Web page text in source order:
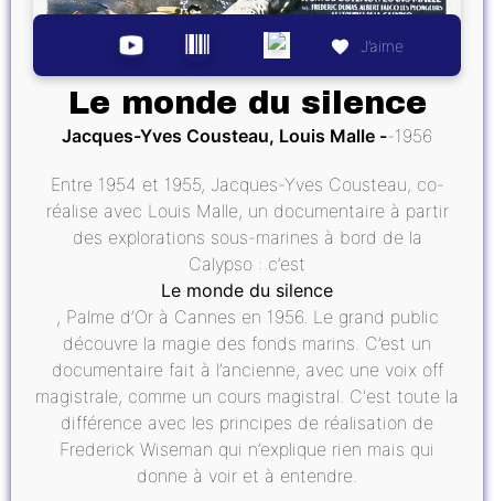
J’aime
Le monde du silence
Jacques-Yves Cousteau, Louis Malle 1956
Entre 1954 et 1955, Jacques-Yves Cousteau, co-
réalise avec Louis Malle, un documentaire à partir
des explorations sous-marines à bord de la
Calypso : c’est
Le monde du silence
, Palme d’Or à Cannes en 1956. Le grand public
découvre la magie des fonds marins. C’est un
documentaire fait à l’ancienne, avec une voix off
magistrale, comme un cours magistral. C'est toute la
différence avec les principes de réalisation de
Frederick Wiseman qui n’explique rien mais qui
donne à voir et à entendre.